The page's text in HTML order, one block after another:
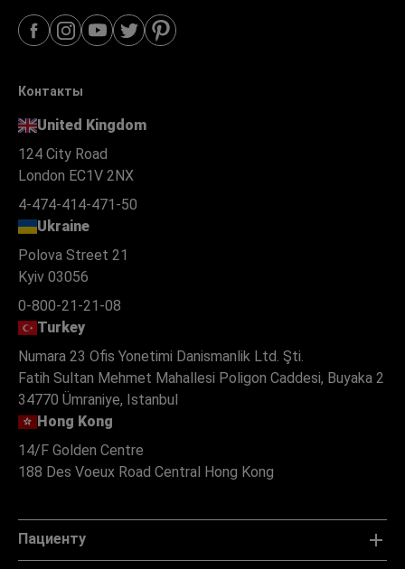
Контакты
United Kingdom
124 City Road
London EC1V 2NX
4-474-414-471-50
Ukraine
Polova Street 21
Kyiv 03056
0-800-21-21-08
Turkey
Numara 23 Ofis Yonetimi Danismanlik Ltd. Şti.
Fatih Sultan Mehmet Mahallesi Poligon Caddesi, Buyaka 2
34770 Ümraniye, Istanbul
Hong Kong
14/F Golden Centre
188 Des Voeux Road Central Hong Kong
Пациенту